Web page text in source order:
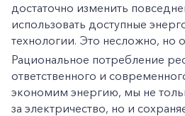
достаточно изменить
использовать доступные
технологии. Это несложно, но
Рациональное потребление
ответственного и
экономим энергию, мы не
за электричество, но и